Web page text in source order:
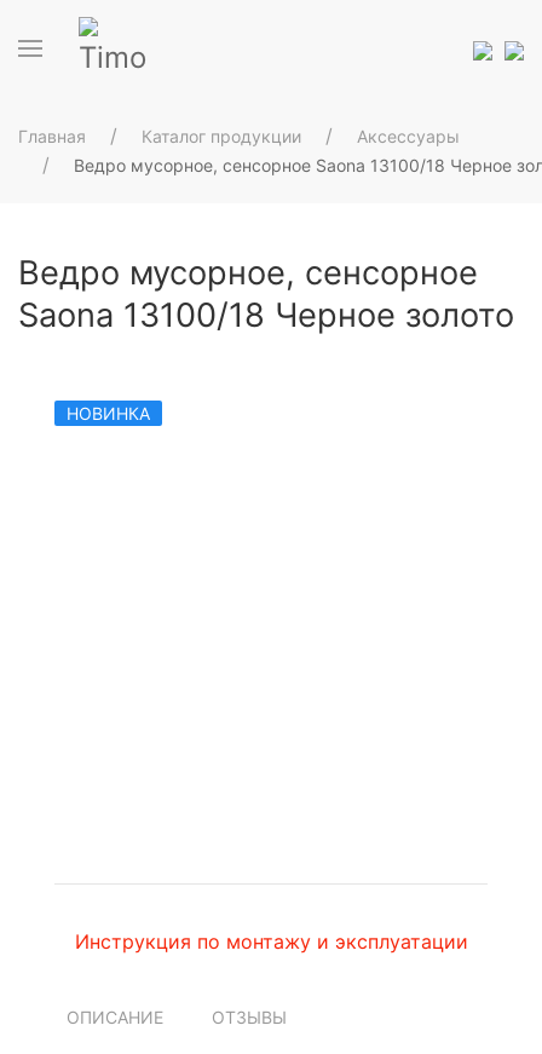
Главная Каталог продукции
Аксессуары
Ведро мусорное, сенсорное Saona 13100/18 Черное
Ведро мусорное, сенсорное
Saona 13100/18 Черное золото
НОВИНКА
Инструкция по монтажу и эксплуатации
ОПИСАНИЕ ОТЗЫВЫ